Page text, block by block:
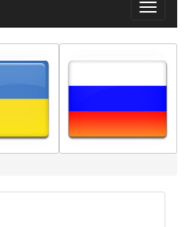
Toggle